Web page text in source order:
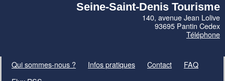
Seine-Saint-Denis Tourisme
140, avenue Jean Lolive
93695 Pantin Cedex
Téléphone
Qui sommes-nous ? Infos pratiques Contact
FAQ